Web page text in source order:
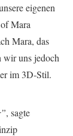
eigenen
Mara
Mara, das
wir uns jedoch
im 3D-Stil.
, sagte